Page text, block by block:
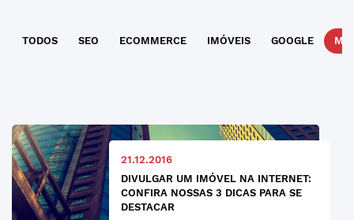
TODOS SEO ECOMMERCE IMÓVEIS GOOGLE
21.12.2016
DIVULGAR UM IMÓVEL NA INTERNET:
CONFIRA NOSSAS 3 DICAS PARA SE
DESTACAR